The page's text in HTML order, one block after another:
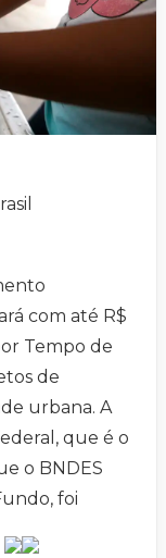
com até R$
Tempo de
de
urbana. A
que é o
o BNDES
foi